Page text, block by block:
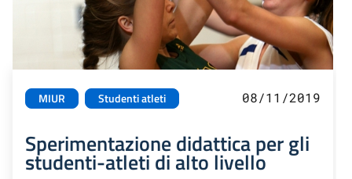
MIUR Studenti atleti 08/11/2019
Sperimentazione didattica per gli
studenti-atleti di alto livello